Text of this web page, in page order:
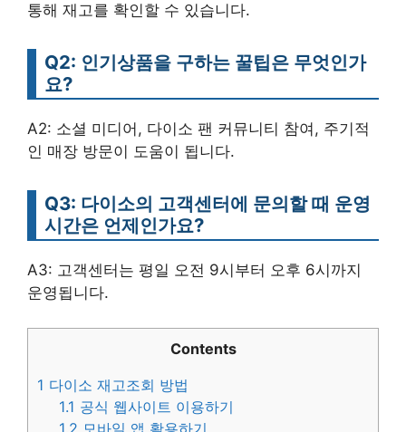
통해 재고를 확인할 수 있습니다.
Q2: 인기상품을 구하는 꿀팁은 무엇인가
요?
A2: 소셜 미디어, 다이소 팬 커뮤니티 참여, 주기적
인 매장 방문이 도움이 됩니다.
Q3: 다이소의 고객센터에 문의할 때 운영
시간은 언제인가요?
A3: 고객센터는 평일 오전 9시부터 오후 6시까지
운영됩니다.
Contents
1 다이소 재고조회 방법
1.1 공식 웹사이트 이용하기
1.2 모바일 앱 활용하기